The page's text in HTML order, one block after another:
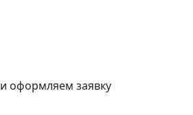
оформляем заявку